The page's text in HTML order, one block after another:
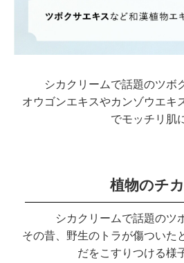
シカクリームで話題のツボ
オウゴンエキスやカンゾウエキ
でモッチリ肌
植物のチ
シカクリームで話題のツ
その昔、野生のトラが傷ついた
だをこすりつける様